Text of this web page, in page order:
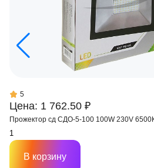
Цена: 1 762.50 ₽
5
Прожектор сд СДО-5-100 100W 230V
В корзину